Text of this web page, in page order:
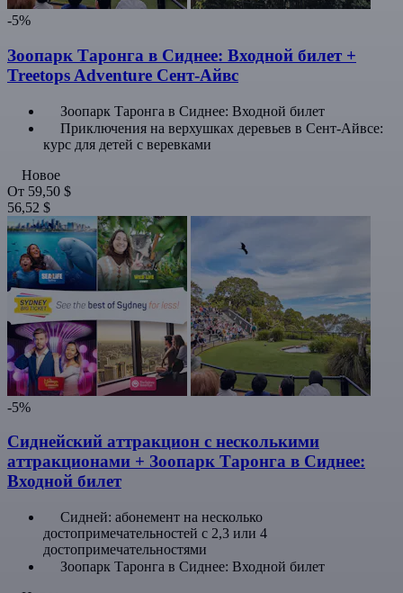
-5%
Зоопарк Таронга в Сиднее: Входной билет +
Treetops Adventure Сент-Айвс
Зоопарк Таронга в Сиднее: Входной билет
Приключения на верхушках деревьев в Сент-Айвсе:
курс для детей с веревками
Новое
От 59,50 $
56,52 $
-5%
Сиднейский аттракцион с несколькими
аттракционами + Зоопарк Таронга в Сиднее:
Входной билет
Сидней: абонемент на несколько
достопримечательностей с 2,3 или 4
достопримечательностями
Зоопарк Таронга в Сиднее: Входной билет